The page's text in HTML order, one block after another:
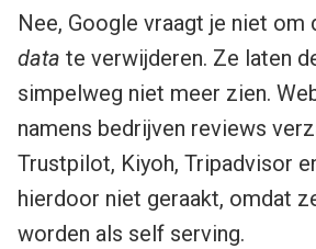
Nee, Google vraagt je niet om
data te verwijderen. Ze laten
simpelweg niet meer zien.
namens bedrijven reviews
Trustpilot, Kiyoh, Tripadvisor
hierdoor niet geraakt, omdat
worden als self serving.